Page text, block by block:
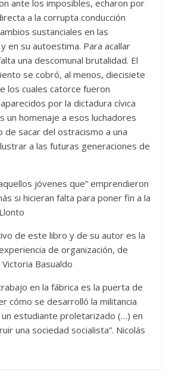
ante los imposibles, echaron por
a la corrupta conducción
sustanciales en las
en su autoestima. Para acallar
una descomunal brutalidad. El
se cobró, al menos, diecisiete
los cuales catorce fueron
por la dictadura cívica
un homenaje a esos luchadores
sacar del ostracismo a una
a las futuras generaciones de
jóvenes que” emprendieron
si hicieran falta para poner fin a la
de este libro y de su autor es la
de organización, de
Basualdo
en la fábrica es la puerta de
cómo se desarrolló la militancia
un estudiante proletarizado (…) en
una sociedad socialista”. Nicolás